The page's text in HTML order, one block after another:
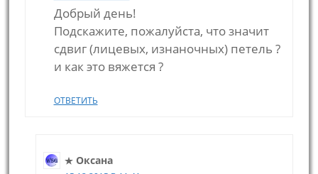
Добрый день!
Подскажите, пожалуйста, что значит
сдвиг (лицевых, изнаночных) петель ?
и как это вяжется ?
ОТВЕТИТЬ
Оксана